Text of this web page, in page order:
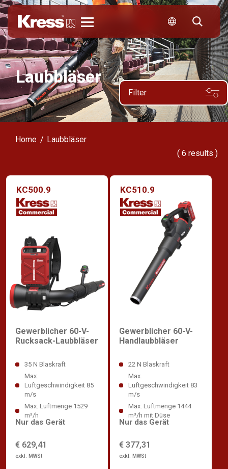
Laubbläser
Filter
Home
Laubbläser
( 6 results )
KC500.9
Gewerblicher 60-V-
Rucksack-Laubbläser
35 N Blaskraft
Max.
Luftgeschwindigkeit 85
m/s
Max. Luftmenge 1529
m³/h
€ 629,41
exkl. MWSt
Nur das Gerät
KC510.9
Gewerblicher 60-V-
Handlaubbläser
22 N Blaskraft
Max.
Luftgeschwindigkeit 83
m/s
Max. Luftmenge 1444
m³/h mit Düse
€ 377,31
exkl. MWSt
Nur das Gerät